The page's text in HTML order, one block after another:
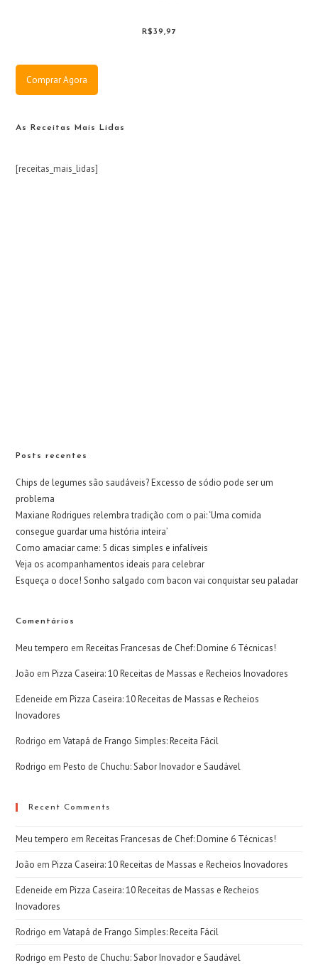
R$39,97
Comprar Agora
As Receitas Mais Lidas
[receitas_mais_lidas]
Posts recentes
Chips de legumes são saudáveis? Excesso de sódio pode ser um
problema
Maxiane Rodrigues relembra tradição com o pai: ‘Uma comida
consegue guardar uma história inteira’
Como amaciar carne: 5 dicas simples e infalíveis
Veja os acompanhamentos ideais para celebrar
Esqueça o doce! Sonho salgado com bacon vai conquistar seu paladar
Comentários
Meu tempero emReceitas Francesas de Chef: Domine 6 Técnicas!
João emPizza Caseira: 10 Receitas de Massas e Recheios Inovadores
Edeneide emPizza Caseira: 10 Receitas de Massas e Recheios
Inovadores
Rodrigo emVatapá de Frango Simples: Receita Fácil
Rodrigo emPesto de Chuchu: Sabor Inovador e Saudável
Recent Comments
Meu tempero emReceitas Francesas de Chef: Domine 6 Técnicas!
João emPizza Caseira: 10 Receitas de Massas e Recheios Inovadores
Edeneide emPizza Caseira: 10 Receitas de Massas e Recheios
Inovadores
Rodrigo emVatapá de Frango Simples: Receita Fácil
Rodrigo emPesto de Chuchu: Sabor Inovador e Saudável